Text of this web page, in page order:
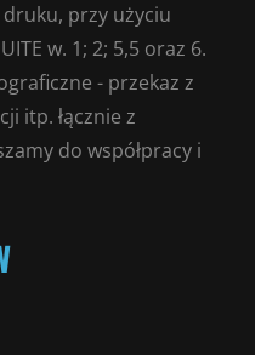
przy użyciu
w. 1; 2; 5,5 oraz 6.
- przekaz z
itp. łącznie z
do współpracy i